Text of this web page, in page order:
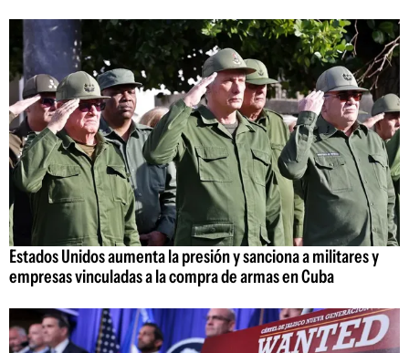
Estados Unidos aumenta la presión y sanciona a militares y
empresas vinculadas a la compra de armas en Cuba